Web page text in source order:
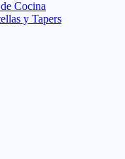
Cocina
y Tapers